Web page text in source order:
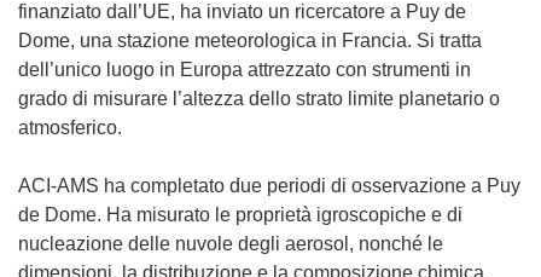
finanziato dall’UE, ha inviato un ricercatore a Puy de
Dome, una stazione meteorologica in Francia. Si tratta
dell’unico luogo in Europa attrezzato con strumenti in
grado di misurare l’altezza dello strato limite planetario o
atmosferico.
ACI-AMS ha completato due periodi di osservazione a Puy
de Dome. Ha misurato le proprietà igroscopiche e di
nucleazione delle nuvole degli aerosol, nonché le
dimensioni, la distribuzione e la composizione chimica